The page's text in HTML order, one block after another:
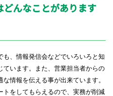
んなことがあります
、情報発信会などでいろいろと知
ています。また、営業担当者からの
情報を伝える事が出来ています。
トをしてもらえるので、実務が削減